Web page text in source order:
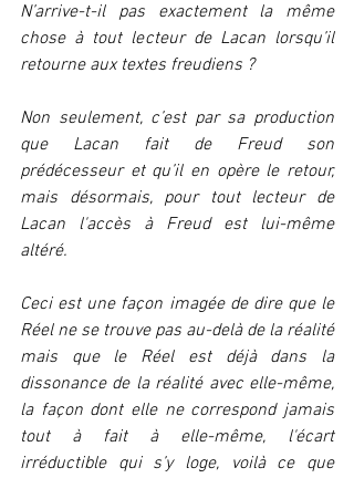
N’arrive-t-il pas exactement la même
chose à tout lecteur de Lacan lorsqu’il
retourne aux textes freudiens ?
Non seulement, c’est par sa production
que Lacan fait de Freud son
prédécesseur et qu’il en opère le retour,
mais désormais, pour tout lecteur de
Lacan l'accès à Freud est lui-même
altéré.
Ceci est une façon imagée de dire que le
Réel ne se trouve pas au-delà de la réalité
mais que le Réel est déjà dans la
dissonance de la réalité avec elle-même,
la façon dont elle ne correspond jamais
tout à fait à elle-même, l'écart
irréductible qui s’y loge, voilà ce que